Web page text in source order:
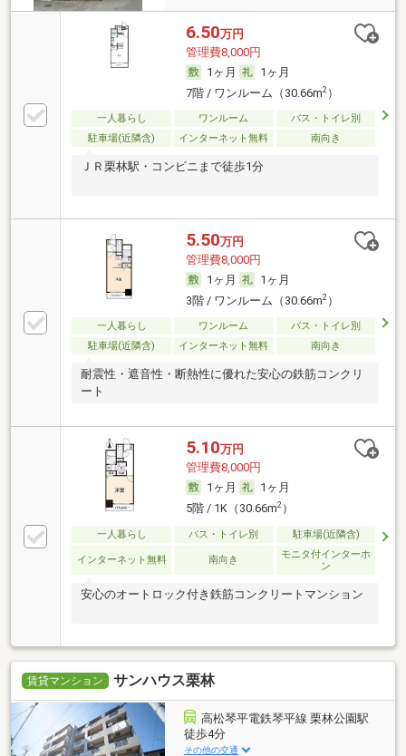
6.50万円
管理費8,000円
1ヶ月
1ヶ月
7階 / ワンルーム（30.66m2）
一人暮らし ワンルーム
バス・トイレ別
駐車場(近隣含)
インターネット無料 南向き
ＪＲ栗林駅・コンビニまで徒歩1分
5.50万円
管理費8,000円
1ヶ月
1ヶ月
3階 / ワンルーム（30.66m2）
一人暮らし ワンルーム
バス・トイレ別
駐車場(近隣含)
インターネット無料 南向き
耐震性・遮音性・断熱性に優れた安心の鉄筋コンクリ
ート
5.10万円
管理費8,000円
1ヶ月
1ヶ月
5階 / 1K（30.66m2）
一人暮らし バス・トイレ別 駐車場(近隣含)
インターネット無料 南向き
モニタ付インターホ
ン
安心のオートロック付き鉄筋コンクリートマンション
賃貸マンション サンハウス栗林
高松琴平電鉄琴平線 栗林公園駅
徒歩4分
その他の交通